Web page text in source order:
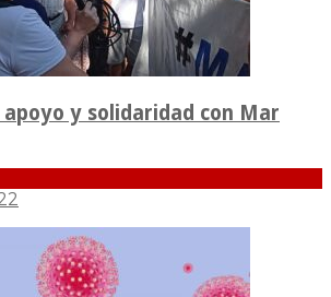
apoyo y solidaridad con Mar